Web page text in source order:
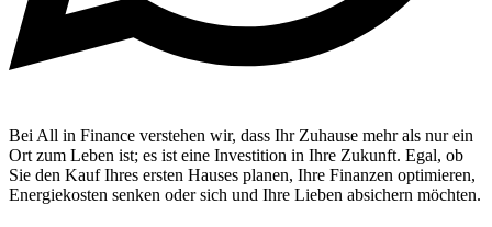
Bei All in Finance verstehen wir, dass Ihr Zuhause mehr als nur ein
Ort zum Leben ist; es ist eine Investition in Ihre Zukunft. Egal, ob
Sie den Kauf Ihres ersten Hauses planen, Ihre Finanzen optimieren,
Energiekosten senken oder sich und Ihre Lieben absichern möchten.